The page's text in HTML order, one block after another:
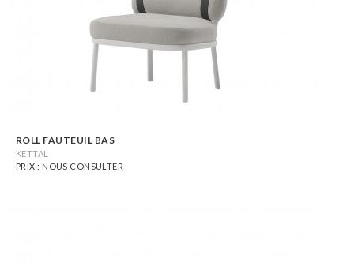
ROLL FAUTEUIL BAS
KETTAL
PRIX : NOUS CONSULTER